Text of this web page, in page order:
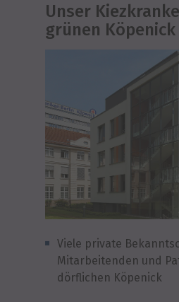
Unser
grünen Köpenick
Viele private
Mitarbeitenden und
dörflichen Köpenick